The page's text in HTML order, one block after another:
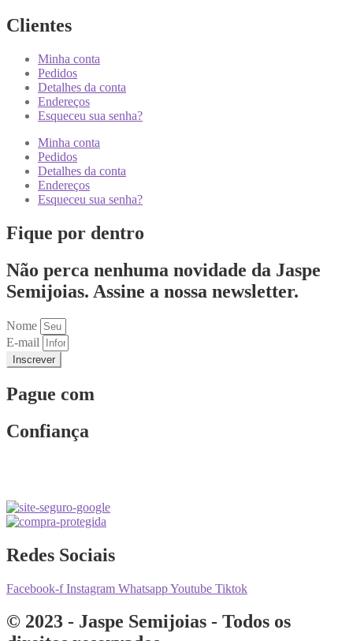
Clientes
Minha conta
Pedidos
Detalhes da conta
Endereços
Esqueceu sua senha?
Minha conta
Pedidos
Detalhes da conta
Endereços
Esqueceu sua senha?
Fique por dentro
Não perca nenhuma novidade da Jaspe
Semijoias. Assine a nossa newsletter.
Nome
E-mail
Inscrever
Pague com
Confiança
Redes Sociais
Facebook-f Instagram WhatsappYoutube Tiktok
© 2023 - Jaspe Semijoias - Todos os